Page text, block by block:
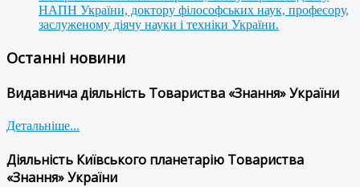
НАПН України, доктору філософських наук, професору,
заслуженому діячу науки і техніки України.
Останні новини
Видавнича діяльність Товариства «Знання» України
Детальніше...
Діяльність Київського планетарію Товариства
«Знання» України